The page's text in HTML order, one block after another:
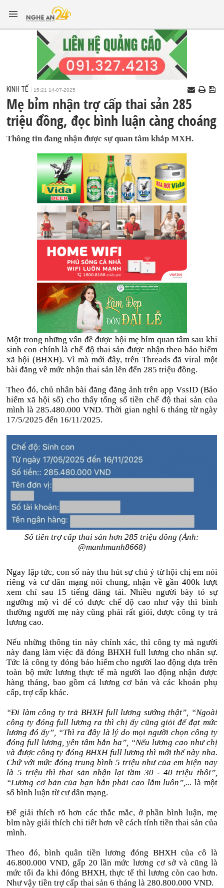
KINH TẾ 15:21 14-07-2025
Mẹ bỉm nhận trợ cấp thai sản 285
triệu đồng, đọc bình luận càng choáng
Thông tin đang nhận được sự quan tâm khắp MXH.
Một trong những vấn đề được hội mẹ bỉm quan tâm sau khi
sinh con chính là chế độ thai sản được nhận theo bảo hiểm
xã hội (BHXH). Vì mà mới đây, trên Threads đã viral một
bài đăng về mức nhận thai sản lên đến 285 triệu đồng.
Theo đó, chủ nhân bài đăng đăng ảnh trên app VssID (Bảo
hiểm xã hội số) cho thấy tổng số tiền chế độ thai sản của
mình là 285.480.000 VND. Thời gian nghỉ 6 tháng từ ngày
17/5/2025 đến 16/11/2025.
Số tiền trợ cấp thai sản hơn 285 triệu đồng (Ảnh:
@manhmanh8668)
Ngay lập tức, con số này thu hút sự chú ý từ hội chị em nói
riêng và cư dân mạng nói chung, nhận về gần 400k lượt
xem chỉ sau 15 tiếng đăng tải. Nhiều người bày tỏ sự
ngưỡng mộ vì để có được chế độ cao như vậy thì bình
thường người mẹ này cũng phải rất giỏi, được công ty trả
lương cao.
Nếu những thông tin này chính xác, thì công ty mà người
này đang làm việc đã đóng BHXH full lương cho nhân sự.
Tức là công ty đóng bảo hiểm cho người lao động dựa trên
toàn bộ mức lương thực tế mà người lao động nhận được
hàng tháng, bao gồm cả lương cơ bản và các khoản phụ
cấp, trợ cấp khác.
“Đi làm công ty trả BHXH full lương sướng thật”, “Ngoài
công ty đóng full lương ra thì chị ấy cũng giỏi để đạt mức
lương đó ấy”, “Thì ra đây là lý do mọi người chọn công ty
đóng full lương, yên tâm hẳn ha”, “Nếu lương cao như chị
và được công ty đóng BHXH full lương thì mới thế này nha.
Chứ với mức đóng trung bình 5 triệu như của em hiện nay
là 5 triệu thì thai sản nhận lại tầm 30 - 40 triệu thôi”,
“Lương cơ bản của bạn hẳn phải cao lắm luôn”,... là một
số bình luận từ cư dân mạng.
Để giải thích rõ hơn các thắc mắc, ở phần bình luận, mẹ
bỉm này giải thích chi tiết hơn về cách tính tiền thai sản của
mình.
Theo đó, bình quân tiền lương đóng BHXH của cô là
46.800.000 VND, gấp 20 lần mức lương cơ sở và cũng là
mức tối đa khi đóng BHXH, thực tế thì lương còn cao hơn.
Như vậy tiền trợ cấp thai sản 6 tháng là 280.800.000 VND.